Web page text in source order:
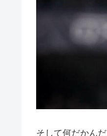
そして何だかん